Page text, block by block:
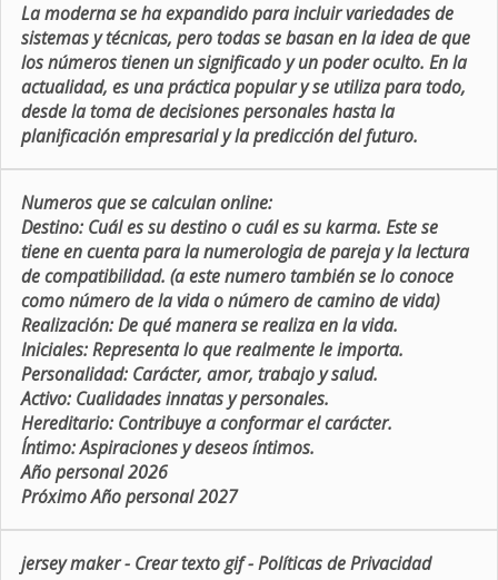
La moderna se ha expandido para incluir variedades de
sistemas y técnicas, pero todas se basan en la idea de que
los números tienen un significado y un poder oculto. En la
actualidad, es una práctica popular y se utiliza para todo,
desde la toma de decisiones personales hasta la
planificación empresarial y la predicción del futuro.
Numeros que se calculan online:
Destino: Cuál es su destino o cuál es su karma. Este se
tiene en cuenta para la numerologia de pareja y la lectura
de compatibilidad. (a este numero también se lo conoce
como número de la vida o número de camino de vida)
Realización:De qué manera se realiza en la vida.
Iniciales:Representa lo que realmente le importa.
Personalidad:Carácter, amor, trabajo y salud.
Activo:Cualidades innatas y personales.
Hereditario:Contribuye a conformar el carácter.
Íntimo:Aspiraciones y deseos íntimos.
Año personal 2026
Próximo Año personal 2027
jersey maker- Crear texto gif-Políticas de Privacidad